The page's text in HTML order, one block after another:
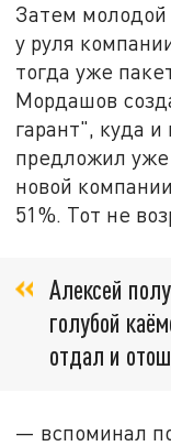
Затем молодой
у руля
тогда уже
Мордашов
гарант", куда
предложил
новой
51%. Тот не
Алексей
голубой
отдал и
— вспоминал